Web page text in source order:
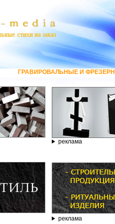
И ФРЕЗЕРНЫЕ СТАНКИ ПО КАМНЮ
реклама
реклама